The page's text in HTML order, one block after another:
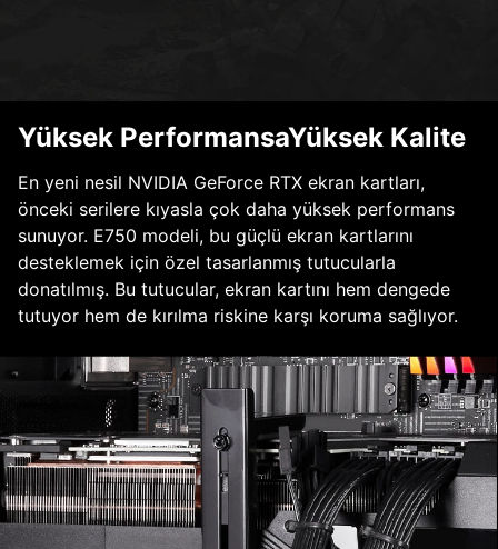
Yüksek PerformansaYüksek Kalite
En yeni nesil NVIDIA GeForce RTX ekran kartları,
önceki serilere kıyasla çok daha yüksek performans
sunuyor. E750 modeli, bu güçlü ekran kartlarını
desteklemek için özel tasarlanmış tutucularla
donatılmış. Bu tutucular, ekran kartını hem dengede
tutuyor hem de kırılma riskine karşı koruma sağlıyor.